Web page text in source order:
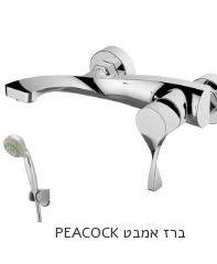
ברז אמבט PEACOCK